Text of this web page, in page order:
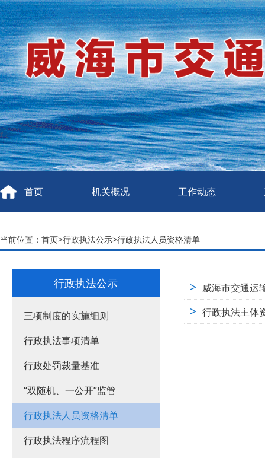
首页 机关概况 工作动态
当前位置： 首页>行政执法公示>行政执法人员资格清单
行政执法公示
三项制度的实施细则
行政执法事项清单
行政处罚裁量基准
“双随机、一公开”监管
行政执法人员资格清单
行政执法程序流程图
> 威海市交通运
> 行政执法主体